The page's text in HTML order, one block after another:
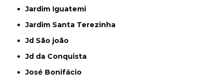
Jardim Iguatemi
Jardim Santa Terezinha
Jd São joão
Jd da Conquista
José Bonifácio